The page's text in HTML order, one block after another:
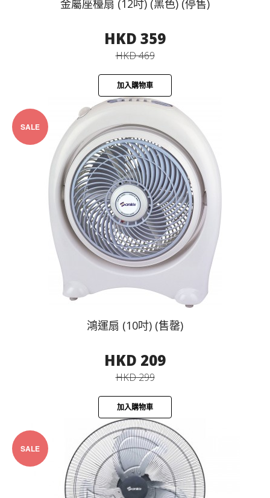
金屬座檯扇 (12吋) (黑色) (停售)
HKD 359
HKD 469
加入購物車
SALE
鴻運扇 (10吋) (售罄)
HKD 209
HKD 299
加入購物車
SALE